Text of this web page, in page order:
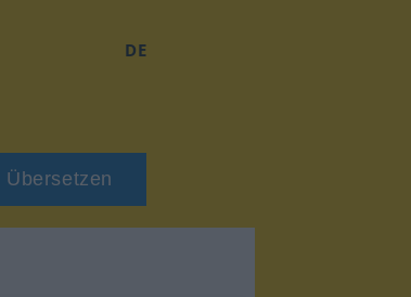
DE
Übersetzen